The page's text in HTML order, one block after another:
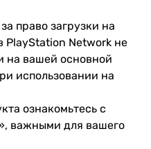
право загрузки на
PlayStation Network не
на вашей основной
использовании на
ознакомьтесь с
важными для вашего